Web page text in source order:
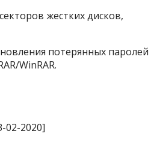
жестких дисков,
потерянных паролей
WinRAR.
02-2020]